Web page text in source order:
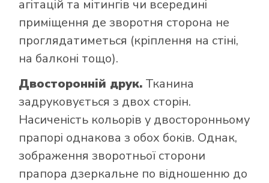
агітацій та мітингів чи всередині
приміщення де зворотня сторона не
проглядатиметься (кріплення на стіні,
на балконі тощо).
Двосторонній друк. Тканина
задруковується з двох сторін.
Насиченість кольорів у двосторонньому
прапорі однакова з обох боків. Однак,
зображення зворотньої сторони
прапора дзеркальне по відношенню до